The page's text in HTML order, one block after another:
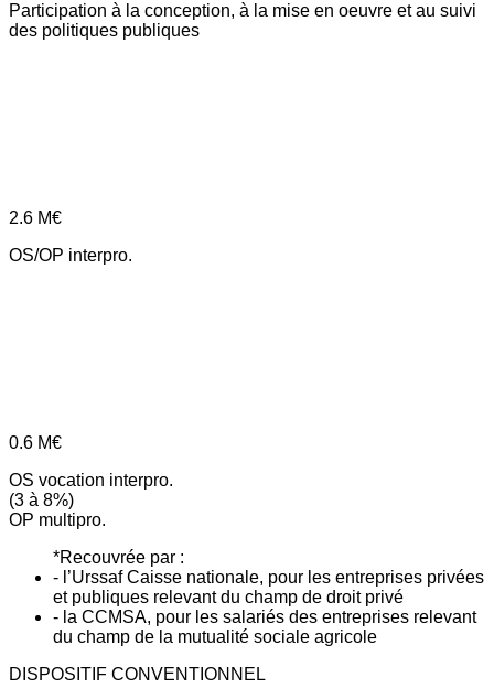
Participation à la conception, à la mise en oeuvre et au suivi
des politiques publiques
2.6 M€
OS/OP interpro.
0.6 M€
OS vocation interpro.
(3 à 8%)
OP multipro.
*Recouvrée par :
- l’Urssaf Caisse nationale, pour les entreprises privées
et publiques relevant du champ de droit privé
- la CCMSA, pour les salariés des entreprises relevant
du champ de la mutualité sociale agricole
DISPOSITIF CONVENTIONNEL